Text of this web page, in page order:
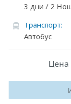
Хърватия
Австрия
3 дни / 2
Транспорт:
Автобус
Цена